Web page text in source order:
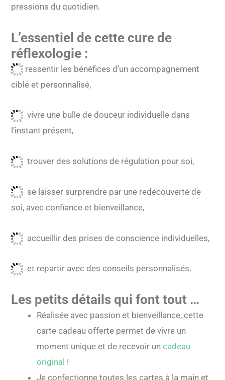
pressions du quotidien.
L’essentiel de cette cure de
réflexologie :
ressentir les bénéfices d’un accompagnement
ciblé et personnalisé,
vivre une bulle de douceur individuelle dans
l’instant présent,
trouver des solutions de régulation pour soi,
se laisser surprendre par une redécouverte de
soi, avec confiance et bienveillance,
accueillir des prises de conscience individuelles,
et repartir avec des conseils personnalisés.
Les petits détails qui font tout …
Réalisée avec passion et bienveillance, cette
carte cadeau offerte permet de vivre un
moment unique et de recevoir uncadeau
original !
Je confectionne toutes les cartes à la main et